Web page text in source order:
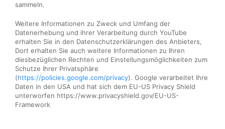
sammeln.
Weitere Informationen zu Zweck und Umfang der
Datenerhebung und ihrer Verarbeitung durch YouTube
erhalten Sie in den Datenschutzerklärungen des Anbieters,
Dort erhalten Sie auch weitere Informationen zu Ihren
diesbezüglichen Rechten und Einstellungsmöglichkeiten zum
Schutze Ihrer Privatsphäre
(https://policies.google.com/privacy). Google verarbeitet Ihre
Daten in den USA und hat sich dem EU-US Privacy Shield
unterworfen https://www.privacyshield.gov/EU-US-
Framework